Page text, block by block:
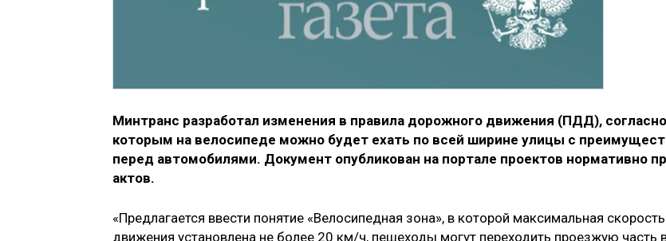
Минтранс разработал изменения в правила дорожного движения (ПДД), согласно
которым на велосипеде можно будет ехать по всей ширине улицы с
перед автомобилями. Документ опубликован на портале проектов нормативно
актов.
«Предлагается ввести понятие «Велосипедная зона», в которой максимальная скорость
движения установлена не более 20 км/ч, пешеходы могут переходить проезжую часть